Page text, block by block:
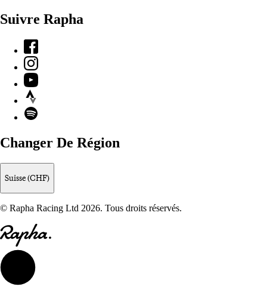
Suivre Rapha
Facebook
Instagram
YouTube
Strava
Spotify
Changer De Région
Suisse (CHF)
© Rapha Racing Ltd 2026. Tous droits réservés.